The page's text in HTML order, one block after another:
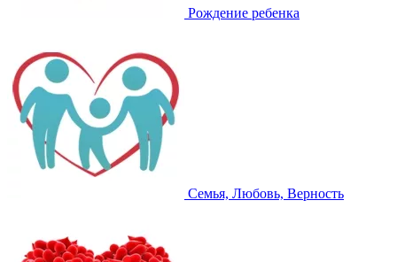
Рождение ребенка
Семья, Любовь, Верность